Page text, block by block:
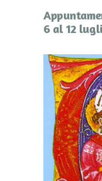
CONTATTI
LOGIN
6 al 12